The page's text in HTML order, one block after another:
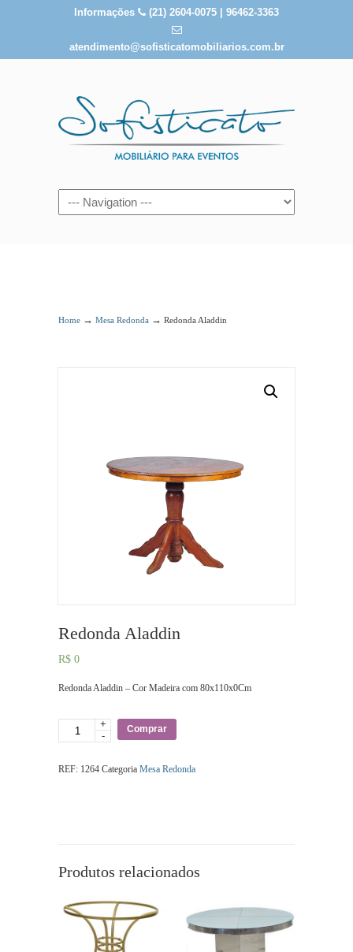
Informações (21) 2604-0075 | 96462-3363
atendimento@sofisticatomobiliarios.com.br
Home → Mesa Redonda → Redonda Aladdin
Redonda Aladdin
R$ 0
Redonda Aladdin – Cor Madeira com 80x110x0Cm
Quantidade+
-
Comprar
REF: 1264 Categoria Mesa Redonda
Produtos relacionados